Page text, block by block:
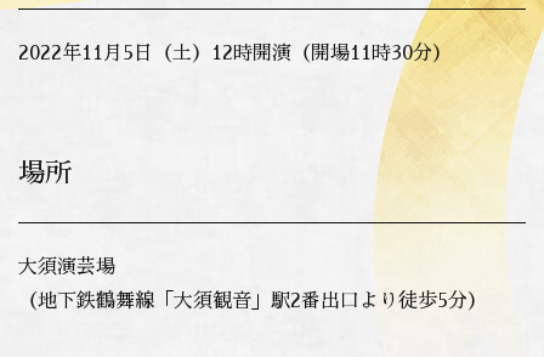
2022年11月5日（土）12時開演（開場11時30分）
場所
大須演芸場
（地下鉄鶴舞線「大須観音」駅2番出口より徒歩5分）